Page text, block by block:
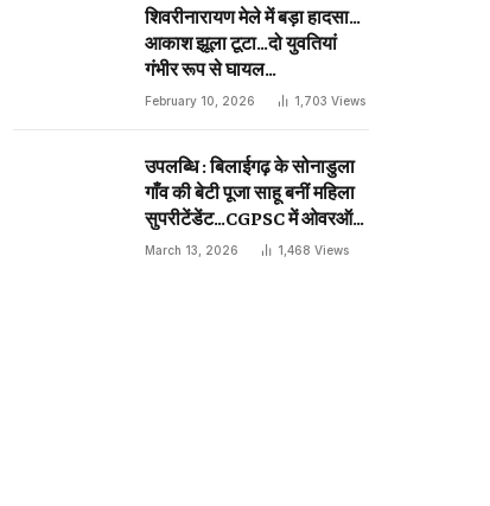
शिवरीनारायण मेले में बड़ा हादसा…
आकाश झूला टूटा…दो युवतियां
गंभीर रूप से घायल…
February 10, 2026 1,703 Views
उपलब्धि : बिलाईगढ़ के सोनाडुला
गाँव की बेटी पूजा साहू बनीं महिला
सुपरीटेंडेंट…CGPSC में ओवरऑल
19 वीं रैंक…
March 13, 2026 1,468 Views